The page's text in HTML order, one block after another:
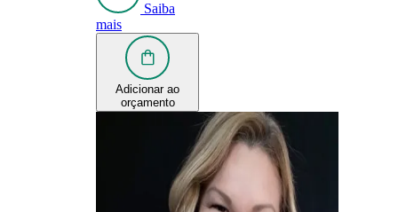
Saiba
mais
Adicionar ao
orçamento